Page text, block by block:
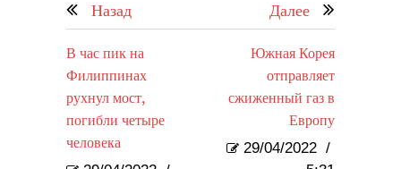
Назад Далее
В час пик на
Филиппинах
рухнул мост,
погибли четыре
человека
Южная Корея
отправляет
сжиженный газ в
Европу
29/04/2022 /